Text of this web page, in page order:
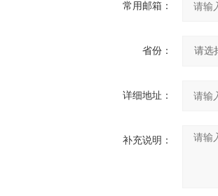
常用邮箱：
省份：
详细地址：
补充说明：